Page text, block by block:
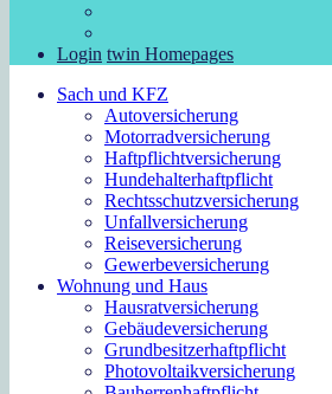
Login twin Homepages
Sach und KFZ
Autoversicherung
Motorradversicherung
Haftpflichtversicherung
Hundehalterhaftpflicht
Rechtsschutzversicherung
Unfallversicherung
Reiseversicherung
Gewerbeversicherung
Wohnung und Haus
Hausratversicherung
Gebäudeversicherung
Grundbesitzerhaftpflicht
Photovoltaikversicherung